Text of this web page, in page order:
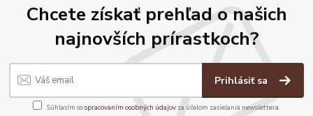
Chcete získať prehľad o našich
najnovších prírastkoch?
Prihlásiť sa
Súhlasím sospracovaním osobných údajov za účelom zasielania newslettera.